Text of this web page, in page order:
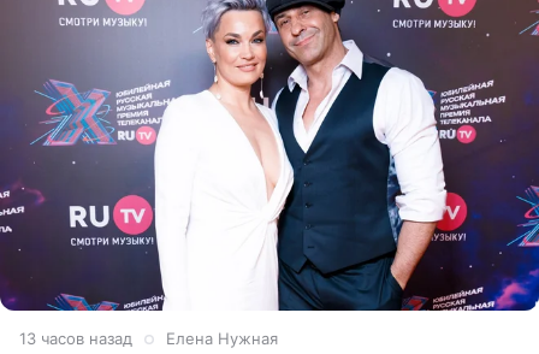
13 часов назад Елена Нужная